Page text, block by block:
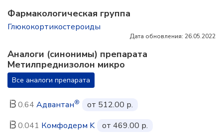
Фармакологическая группа
Глюкокортикостероиды
Дата обновления: 26.05.2022
Аналоги (синонимы) препарата
Метилпреднизолон микро
Все аналоги препарата
0.64 Адвантан®
от 512.00 р.
0.041 Комфодерм K
от 469.00 р.